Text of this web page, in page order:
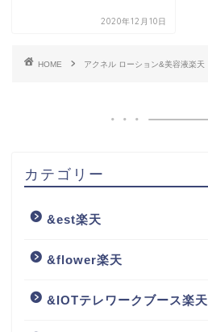
2020年12月10日
HOME アクネル ローション&美容液楽天
カテゴリー
&est楽天
&flower楽天
&IOTテレワークブース楽天